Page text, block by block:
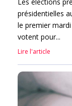
présidentielles
le premier
votent pour...
Lire l'article